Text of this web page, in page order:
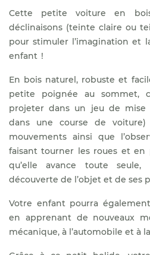
Cette petite voiture en
déclinaisons (teinte claire ou
pour stimuler l’imagination et
enfant !
En bois naturel, robuste et
petite poignée au sommet,
projeter dans un jeu de mise
dans une course de
mouvements ainsi que
faisant tourner les roues et en
qu’elle avance toute
découverte de l’objet et de ses
Votre enfant pourra
en apprenant de nouveaux
mécanique, à l’automobile et à